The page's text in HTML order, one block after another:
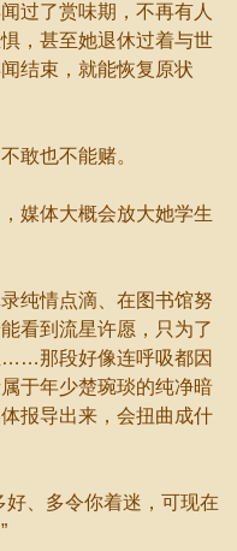
过了赏味期，不再有人
，甚至她退休过着与世
结束，就能恢复原状
也不能赌。
体大概会放大她学生
情点滴、在图书馆努
看到流星许愿，只为了
……那段好像连呼吸都因
于年少楚琬琰的纯净暗
报导出来，会扭曲成什
、多令你着迷，可现在